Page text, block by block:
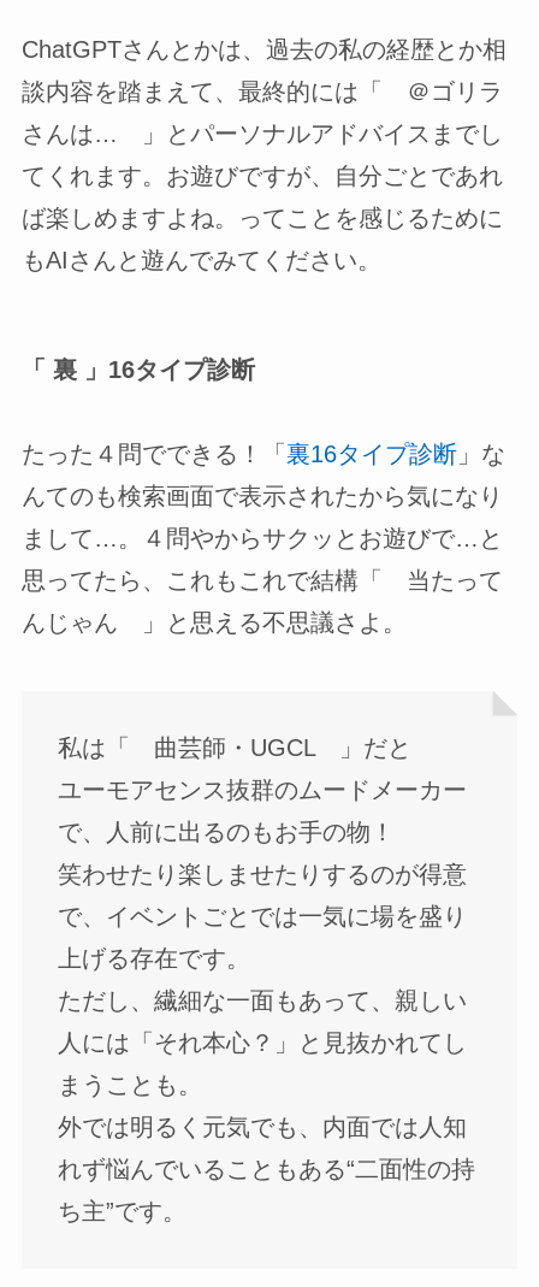
ChatGPTさんとかは、過去の私の経歴とか相
談内容を踏まえて、最終的には「 ＠ゴリラ
さんは… 」とパーソナルアドバイスまでし
てくれます。お遊びですが、自分ごとであれ
ば楽しめますよね。ってことを感じるために
もAIさんと遊んでみてください。
「 裏 」16タイプ診断
たった４問でできる！「 裏16タイプ診断」な
んてのも検索画面で表示されたから気になり
まして…。４問やからサクッとお遊びで…と
思ってたら、これもこれで結構「 当たって
んじゃん 」と思える不思議さよ。
私は「 曲芸師・UGCL 」だと
ユーモアセンス抜群のムードメーカー
で、人前に出るのもお手の物！
笑わせたり楽しませたりするのが得意
で、イベントごとでは一気に場を盛り
上げる存在です。
ただし、繊細な一面もあって、親しい
人には「それ本心？」と見抜かれてし
まうことも。
外では明るく元気でも、内面では人知
れず悩んでいることもある“二面性の持
ち主”です。